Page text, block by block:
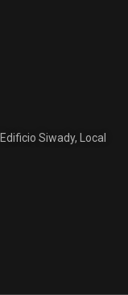
Siwady, Local